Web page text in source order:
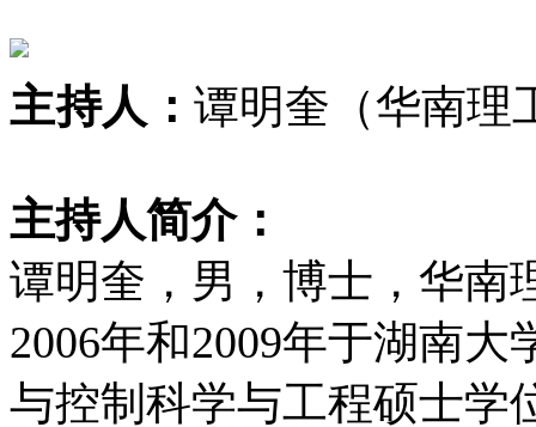
主持人：谭明奎（华南理
主持人简介：
谭明奎，男，博士，华南
2006年和2009年于湖南
与控制科学与工程硕士学